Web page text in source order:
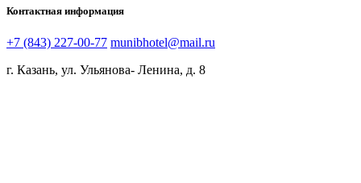
Контактная информация
+7 (843) 227-00-77 munibhotel@mail.ru
г. Казань, ул. Ульянова- Ленина, д. 8